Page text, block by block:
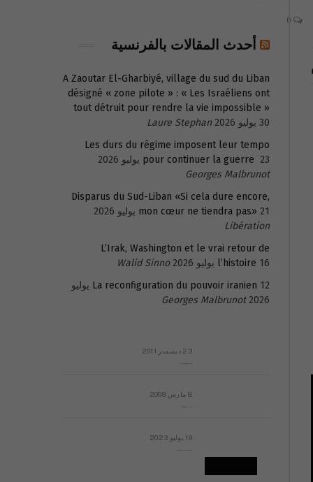
أحدث المقالات بالفرنسية
A Zaoutar El-Gharbiyé, village du sud du Liban
désigné « zone pilote » : « Les Israéliens ont
tout détruit pour rendre la vie impossible »
30 يوليو 2026
Laure Stephan
Les durs du régime imposent leur tempo
pour continuer la guerre 23 يوليو 2026
Georges Malbrunot
Disparus du Sud-Liban «Si cela dure encore,
mon cœur ne tiendra pas» 21 يوليو 2026
Libération
L’Irak, Washington et le vrai retour de
l’histoire 16 يوليو 2026
Walid Sinno
La reconfiguration du pouvoir iranien 12 يوليو
2026
Georges Malbrunot
23 ديسمبر 2011
8 مارس 2008
19 يوليو 2023